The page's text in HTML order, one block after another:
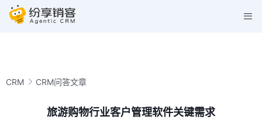
CRM CRM问答文章
旅游购物行业客户管理软件关键需求